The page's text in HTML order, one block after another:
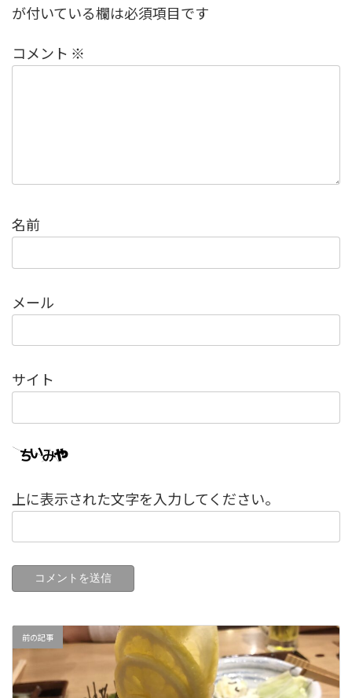
が付いている欄は必須項目です
コメント ※
名前
メール
サイト
上に表示された文字を入力してください。
前の記事